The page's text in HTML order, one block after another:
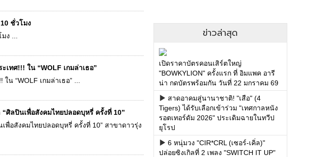
ชั่วโมง
ง ...
เทศ!!! ใน “WOLF เกมล่าเธอ”
น “WOLF เกมล่าเธอ” ...
ศิลปินเพื่อสังคมไทยปลอดบุหรี่ ครั้งที่ 10”
พื่อสังคมไทยปลอดบุหรี่ ครั้งที่ 10” สาขาดาวรุ่ง
ข่าวล่าสุด
เปิดราคาบัตรคอนเสิร์ตใหญ่
"BOWKYLION" ครั้งแรก ที่ อิมแพค อารี
น่า กดบัตรพร้อมกัน วันที่ 22 มกราคม 69
สาดอาคมสู่นานาชาติ! "เสือ" (4
Tigers) ได้รับเลือกเข้าร่วม "เทศกาลหนัง
รอตเทอร์ดัม 2026" ประเดิมฉายในทวีป
ยุโรป
6 หนุ่มวง "CIR*CRL (เซอร์-เคิ่ล)"
ปล่อยซิงเกิลที่ 2 เพลง "SWITCH IT UP"